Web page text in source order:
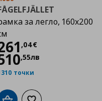
за легло, 160x200
,04€
,55лв
точки